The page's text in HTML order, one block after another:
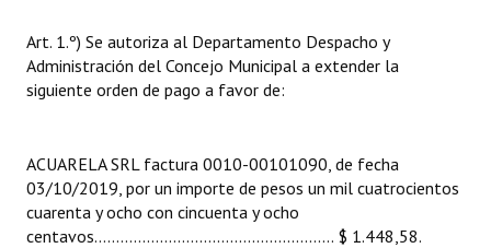
Mujeres que Dejaron Huellas - Registro
Periodistas Decanos - Registro
Banca del Vecino - Registro
Huéspedes de Honor - Registro
Art. 1.º) Se autoriza al Departamento Despacho y
Administración del Concejo Municipal a extender la
siguiente orden de pago a favor de:
ACUARELA SRL factura 0010-00101090, de fecha
03/10/2019, por un importe de pesos un mil cuatrocientos
cuarenta y ocho con cincuenta y ocho
centavos....................................................... $ 1.448,58.